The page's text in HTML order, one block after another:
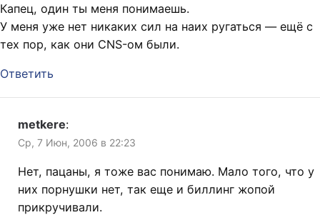
Капец, один ты меня понимаешь.
У меня уже нет никаких сил на наих ругаться — ещё с
тех пор, как они CNS-ом были.
Ответить
metkere:
Ср, 7 Июн, 2006 в 22:23
Нет, пацаны, я тоже вас понимаю. Мало того, что у
них порнушки нет, так еще и биллинг жопой
прикручивали.